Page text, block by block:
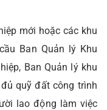
mới hoặc các khu
Ban Quản lý Khu
Ban Quản lý khu
quỹ đất công trình
lao động làm việc